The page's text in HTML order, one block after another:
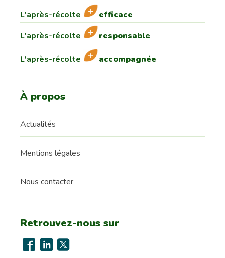
L'après-récolte
efficace
L'après-récolte
responsable
L'après-récolte accompagnée
À propos
Actualités
Mentions légales
Nous contacter
Retrouvez-nous sur